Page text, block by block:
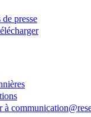
presse
à